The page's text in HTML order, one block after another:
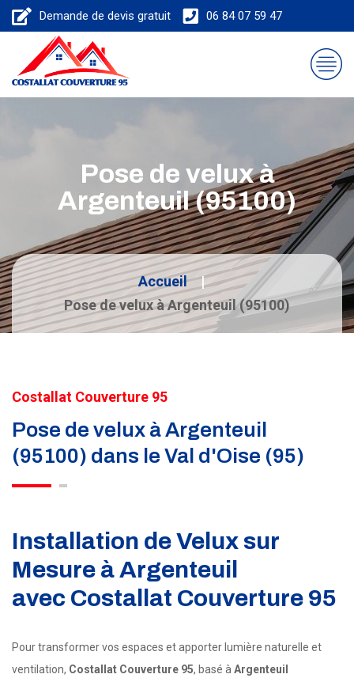
Demande de devis gratuit 06 84 07 59 47
Pose de velux à
Argenteuil (95100)
Accueil
Pose de velux à Argenteuil (95100)
Costallat Couverture 95
Pose de velux à Argenteuil
(95100) dans le Val d'Oise (95)
Installation de Velux sur
Mesure à Argenteuil
avec Costallat Couverture 95
Pour transformer vos espaces et apporter lumière naturelle et
ventilation, Costallat Couverture 95, basé à Argenteuil